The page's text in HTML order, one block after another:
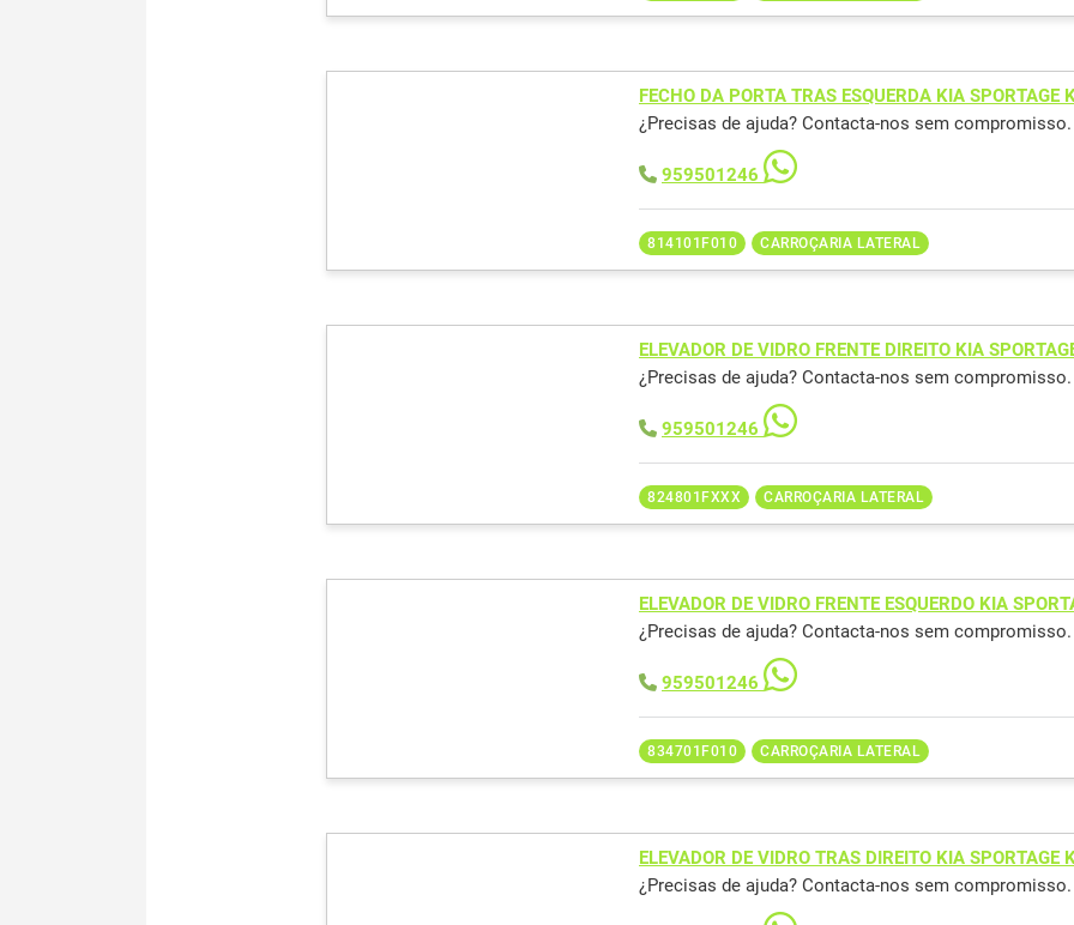
FECHO DA PORTA TRAS ESQUERDA KIA SPORTAGE
¿Precisas de ajuda? Contacta-nos sem compromisso.
959501246
814101F010 CARROÇARIA LATERAL
ELEVADOR DE VIDRO FRENTE DIREITO KIA
¿Precisas de ajuda? Contacta-nos sem compromisso.
959501246
824801FXXX CARROÇARIA LATERAL
ELEVADOR DE VIDRO FRENTE ESQUERDO KIA
¿Precisas de ajuda? Contacta-nos sem compromisso.
959501246
834701F010 CARROÇARIA LATERAL
ELEVADOR DE VIDRO TRAS DIREITO KIA SPORTAGE
¿Precisas de ajuda? Contacta-nos sem compromisso.